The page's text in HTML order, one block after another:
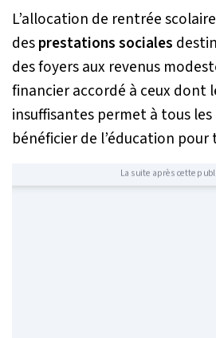
L’allocation de rentrée
desprestations sociales
des foyers aux revenus
financier accordé à ceux dont
insuffisantes permet à tous
bénéficier de l’éducation pour
La suite après cette